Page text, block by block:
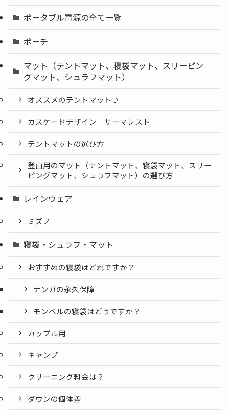
ポータブル電源の全て一覧
ポーチ
マット（テントマット、寝袋マット、スリーピン
グマット、シュラフマット）
オススメのテントマット♪
カスケードデザイン サーマレスト
テントマットの選び方
登山用のマット（テントマット、寝袋マット、スリー
ピングマット、シュラフマット）の選び方
レインウェア
ミズノ
寝袋・シュラフ・マット
おすすめの寝袋はどれですか？
ナンガの永久保障
モンベルの寝袋はどうですか？
カップル用
キャンプ
クリーニング料金は？
ダウンの個体差